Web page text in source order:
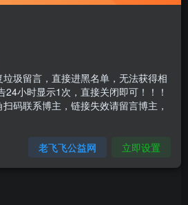
Do something and make it happen.
：新年新开始
论，否则直接进黑名单
：新年新开始
论，否则直接进黑名单
35 版块0 帖子0 粉丝0
排序
圾留言，直接进黑名单，无法获得相
24小时显示1次，直接关闭即可！！！
码联系博主，链接失效请留言博主，
老飞飞公益网 立即设置